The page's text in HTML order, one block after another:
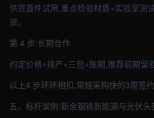
供货首件试用,重点检验材质+实验室测
货。
第 4 步:长期合作
约定价格+排产+三包+账期,推荐前期留
以上4 步环环相扣,常规采购快的3周签
五、标杆案例:新余钢铁新能源与光伏